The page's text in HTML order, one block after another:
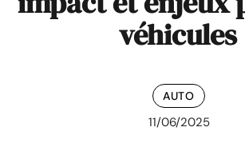
véhicules
AUTO
11/06/2025